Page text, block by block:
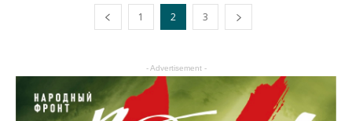
1 2 3
- Advertisement -